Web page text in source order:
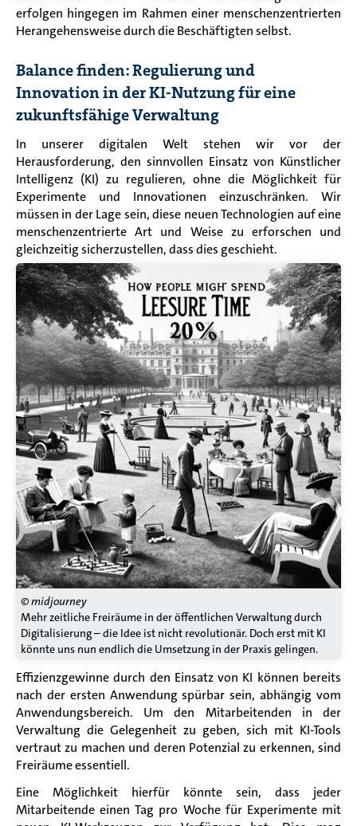
erfolgen hingegen im Rahmen einer menschenzentrierten
Herangehensweisedurch die Beschäftigten selbst.
Balance finden: Regulierung und
Innovation in der KI-Nutzung für eine
zukunftsfähige Verwaltung
In unserer digitalen Welt stehen wir vor der
Herausforderung, den sinnvollen Einsatz von Künstlicher
Intelligenz (KI) zu regulieren, ohne die Möglichkeit für
Experimente und Innovationen einzuschränken. Wir
müssen in der Lage sein, diese neuen Technologien auf eine
menschenzentrierte Art und Weise zu erforschen und
gleichzeitig sicherzustellen, dass dies geschieht.
© midjourney
Mehr zeitliche Freiräume in der öffentlichen Verwaltung durch
Digitalisierung – die Idee ist nicht revolutionär. Doch erst mit KI
könnte uns nun endlich die Umsetzung in der Praxis gelingen.
Effizienzgewinne durch den Einsatz von KI können bereits
nach der ersten Anwendung spürbar sein, abhängig vom
Anwendungsbereich. Um den Mitarbeitenden in der
Verwaltung die Gelegenheit zu geben, sich mit KI-Tools
vertraut zu machen und deren Potenzial zu erkennen, sind
Freiräumeessentiell.
Eine Möglichkeit hierfür könnte sein, dass jeder
Mitarbeitende einen Tag pro Woche für Experimente mit